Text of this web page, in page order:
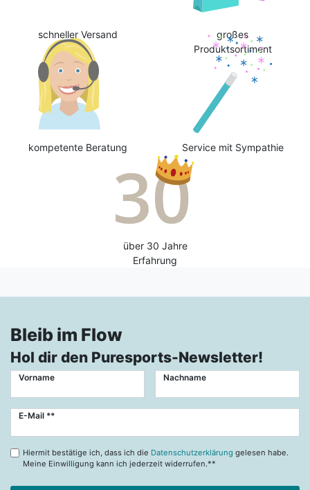
schneller Versand
großes
Produktsortiment
kompetente Beratung Service mit Sympathie
über 30 Jahre
Erfahrung
Bleib im Flow
Hol dir den Puresports-Newsletter!
Vorname Nachname
E-Mail **
Newsletter
Hiermit bestätige ich, dass ich die Datenschutzerklärung gelesen habe.
Meine Einwilligung kann ich jederzeit widerrufen.**